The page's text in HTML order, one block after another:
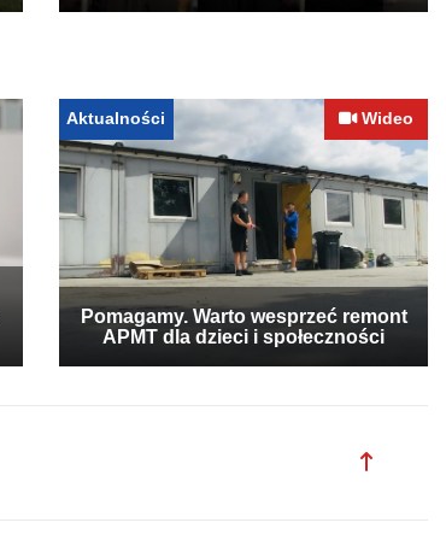
Aktualności Wideo
Pomagamy. Warto wesprzeć remont
APMT dla dzieci i społeczności